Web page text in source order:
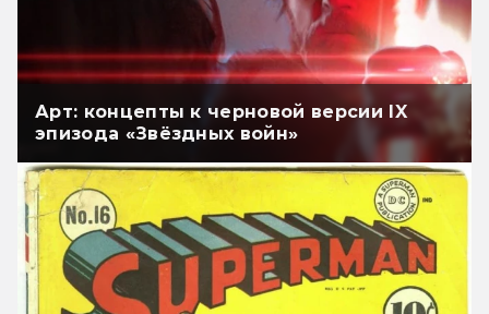
Арт: концепты к черновой версии IX
эпизода «Звёздных войн»